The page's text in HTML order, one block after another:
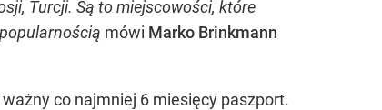
Turcji. Są to miejscowości, które
mówi Marko Brinkmann
co najmniej 6 miesięcy paszport.